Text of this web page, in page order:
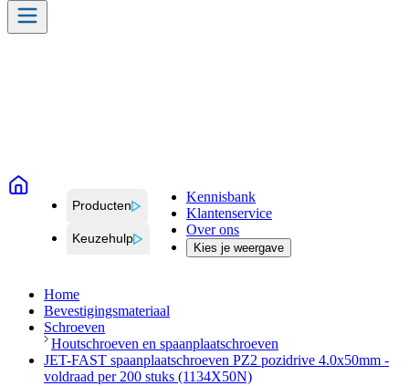
Producten
Keuzehulp
Kennisbank
Klantenservice
Over ons
Kies je weergave
Home
Bevestigingsmateriaal
Schroeven
Houtschroeven en spaanplaatschroeven
JET-FAST spaanplaatschroeven PZ2 pozidrive 4.0x50mm -
voldraad per 200 stuks (1134X50N)